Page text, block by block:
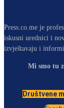
Press.co.me je
iskusni urednici i
izvještavaju i
Mi smo tu
Društvene